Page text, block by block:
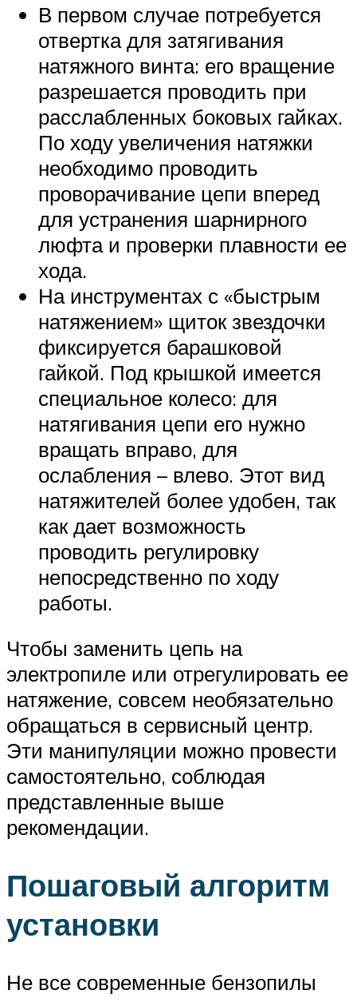
В первом случае потребуется
отвертка для затягивания
натяжного винта: его вращение
разрешается проводить при
расслабленных боковых гайках.
По ходу увеличения натяжки
необходимо проводить
проворачивание цепи вперед
для устранения шарнирного
люфта и проверки плавности ее
хода.
На инструментах с «быстрым
натяжением» щиток звездочки
фиксируется барашковой
гайкой. Под крышкой имеется
специальное колесо: для
натягивания цепи его нужно
вращать вправо, для
ослабления – влево. Этот вид
натяжителей более удобен, так
как дает возможность
проводить регулировку
непосредственно по ходу
работы.
Чтобы заменить цепь на
электропиле или отрегулировать ее
натяжение, совсем необязательно
обращаться в сервисный центр.
Эти манипуляции можно провести
самостоятельно, соблюдая
представленные выше
рекомендации.
Пошаговый алгоритм
установки
Не все современные бензопилы